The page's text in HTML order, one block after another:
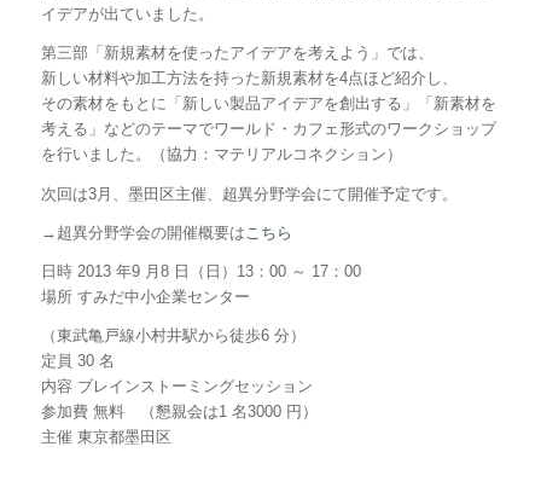
イデアが出ていました。
第三部「新規素材を使ったアイデアを考えよう」では、
新しい材料や加工方法を持った新規素材を4点ほど紹介し、
その素材をもとに「新しい製品アイデアを創出する」「新素材を
考える」などのテーマでワールド・カフェ形式のワークショップ
を行いました。（協力：マテリアルコネクション）
次回は3月、墨田区主催、超異分野学会にて開催予定です。
→超異分野学会の開催概要は こちら
日時 2013 年9 月8 日（日）13：00 ～ 17：00
場所 すみだ中小企業センター
（東武亀戸線小村井駅から徒歩6 分）
定員 30 名
内容 ブレインストーミングセッション
参加費 無料 （懇親会は1 名3000 円）
主催 東京都墨田区